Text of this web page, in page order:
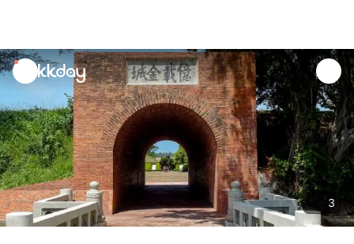
unread
notifications
3